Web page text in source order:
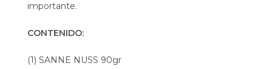
importante.
CONTENIDO:
(1) SANNE NUSS 90gr